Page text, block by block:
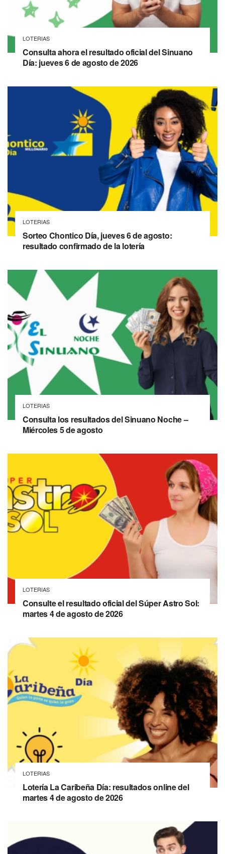
LOTERIAS
Consulta ahora el resultado oficial del Sinuano
Día: jueves 6 de agosto de 2026
LOTERIAS
Sorteo Chontico Día, jueves 6 de agosto:
resultado confirmado de la lotería
LOTERIAS
Consulta los resultados del Sinuano Noche –
Miércoles 5 de agosto
LOTERIAS
Consulte el resultado oficial del Súper Astro Sol:
martes 4 de agosto de 2026
LOTERIAS
Lotería La Caribeña Día: resultados online del
martes 4 de agosto de 2026